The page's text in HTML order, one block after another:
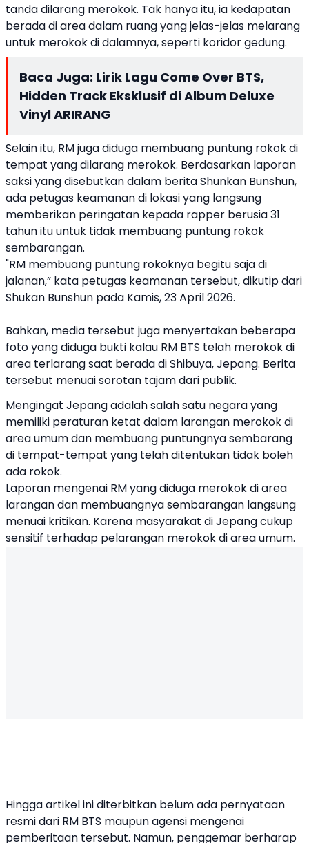
tanda dilarang merokok. Tak hanya itu, ia kedapatan
berada di area dalam ruang yang jelas-jelas melarang
untuk merokok di dalamnya, seperti koridor gedung.
Baca Juga: Lirik Lagu Come Over BTS,
Hidden Track Eksklusif di Album Deluxe
Vinyl ARIRANG
Selain itu, RM juga diduga membuang puntung rokok di
tempat yang dilarang merokok. Berdasarkan laporan
saksi yang disebutkan dalam berita Shunkan Bunshun,
ada petugas keamanan di lokasi yang langsung
memberikan peringatan kepada rapper berusia 31
tahun itu untuk tidak membuang puntung rokok
sembarangan.
"RM membuang puntung rokoknya begitu saja di
jalanan,” kata petugas keamanan tersebut, dikutip dari
Shukan Bunshun pada Kamis, 23 April 2026.
Bahkan, media tersebut juga menyertakan beberapa
foto yang diduga bukti kalau RM BTS telah merokok di
area terlarang saat berada di Shibuya, Jepang. Berita
tersebut menuai sorotan tajam dari publik.
Mengingat Jepang adalah salah satu negara yang
memiliki peraturan ketat dalam larangan merokok di
area umum dan membuang puntungnya sembarang
di tempat-tempat yang telah ditentukan tidak boleh
ada rokok.
Laporan mengenai RM yang diduga merokok di area
larangan dan membuangnya sembarangan langsung
menuai kritikan. Karena masyarakat di Jepang cukup
sensitif terhadap pelarangan merokok di area umum.
Hingga artikel ini diterbitkan belum ada pernyataan
resmi dari RM BTS maupun agensi mengenai
pemberitaan tersebut. Namun, penggemar berharap